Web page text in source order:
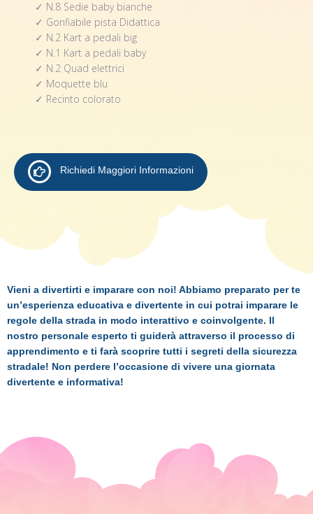
✓ N.8 Sedie baby bianche
✓ Gonfiabile pista Didattica
✓ N.2 Kart a pedali big
✓ N.1 Kart a pedali baby
✓ N.2 Quad elettrici
✓ Moquette blu
✓ Recinto colorato
Richiedi Maggiori Informazioni
Vieni a divertirti e imparare con noi! Abbiamo preparato per te
un’esperienza educativa e divertente in cui potrai imparare le
regole della strada in modo interattivo e coinvolgente. Il
nostro personale esperto ti guiderà attraverso il processo di
apprendimento e ti farà scoprire tutti i segreti della sicurezza
stradale! Non perdere l’occasione di vivere una giornata
divertente e informativa!